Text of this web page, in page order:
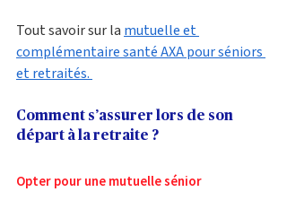
Tout savoir sur la mutuelle et
complémentaire santé AXA pour séniors
et retraités.
Comment s’assurer lors de son
départ à la retraite ?
Opter pour une mutuelle sénior